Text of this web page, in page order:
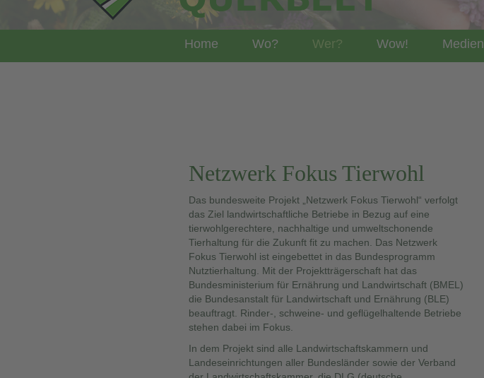
Home Wo? Wer? Wow! Medien
Netzwerk Fokus Tierwohl
Das bundesweite Projekt „Netzwerk Fokus Tierwohl“ verfolgt
das Ziel landwirtschaftliche Betriebe in Bezug auf eine
tierwohlgerechtere, nachhaltige und umweltschonende
Tierhaltung für die Zukunft fit zu machen. Das Netzwerk
Fokus Tierwohl ist eingebettet in das Bundesprogramm
Nutztierhaltung. Mit der Projektträgerschaft hat das
Bundesministerium für Ernährung und Landwirtschaft (BMEL)
die Bundesanstalt für Landwirtschaft und Ernährung (BLE)
beauftragt. Rinder-, schweine- und geflügelhaltende Betriebe
stehen dabei im Fokus.
In dem Projekt sind alle Landwirtschaftskammern und
Landeseinrichtungen aller Bundesländer sowie der Verband